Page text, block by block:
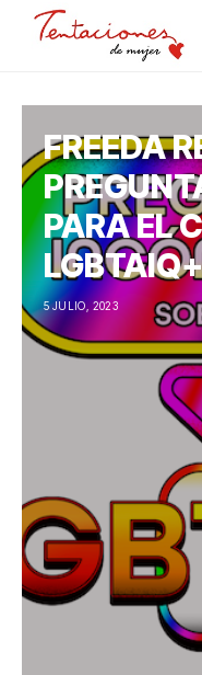
FREEDA
PARA EL
LGBTAIQ+
5 JULIO, 2023